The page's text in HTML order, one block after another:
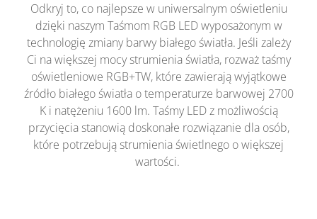
Odkryj to, co najlepsze w uniwersalnym oświetleniu
dzięki naszym Taśmom RGB LED wyposażonym w
technologię zmiany barwy białego światła. Jeśli zależy
Ci na większej mocy strumienia światła, rozważ taśmy
oświetleniowe RGB+TW, które zawierają wyjątkowe
źródło białego światła o temperaturze barwowej 2700
K i natężeniu 1600 lm. Taśmy LED z możliwością
przycięcia stanowią doskonałe rozwiązanie dla osób,
które potrzebują strumienia świetlnego o większej
wartości.